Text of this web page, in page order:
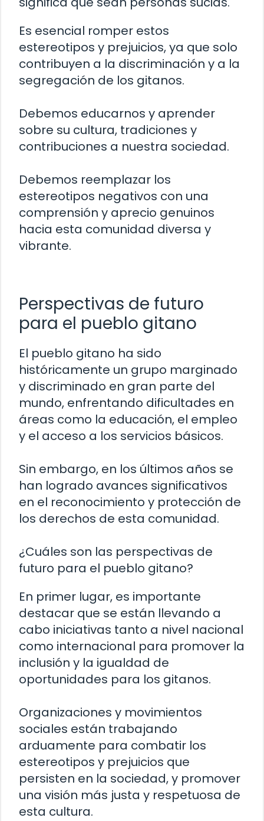
Es esencial romper estos
estereotipos y prejuicios, ya que solo
contribuyen a la discriminación y a la
segregación de los gitanos.
Debemos educarnos y aprender
sobre su cultura, tradiciones y
contribuciones a nuestra sociedad.
Debemos reemplazar los
estereotipos negativos con una
comprensión y aprecio genuinos
hacia esta comunidad diversa y
vibrante.
Perspectivas de futuro
para el pueblo gitano
El pueblo gitano ha sido
históricamente un grupo marginado
y discriminado en gran parte del
mundo, enfrentando dificultades en
áreas como la educación, el empleo
y el acceso a los servicios básicos.
Sin embargo, en los últimos años se
han logrado avances significativos
en el reconocimiento y protección de
los derechos de esta comunidad.
¿Cuáles son las perspectivas de
futuro para el pueblo gitano?
En primer lugar, es importante
destacar que se están llevando a
cabo iniciativas tanto a nivel nacional
como internacional para promover la
inclusión y la igualdad de
oportunidades para los gitanos.
Organizaciones y movimientos
sociales están trabajando
arduamente para combatir los
estereotipos y prejuicios que
persisten en la sociedad, y promover
una visión más justa y respetuosa de
esta cultura.